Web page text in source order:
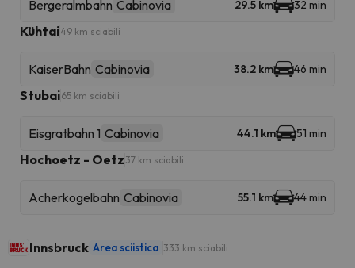
Bergeralmbahn Cabinovia 29.5 km 32 min
Kühtai49 km sciabili
KaiserBahn Cabinovia 38.2 km 46 min
Stubai65 km sciabili
Eisgratbahn 1 Cabinovia 44.1 km 51 min
Hochoetz - Oetz 37 km sciabili
Acherkogelbahn Cabinovia 55.1 km 44 min
Innsbruck Area sciistica 333 km sciabili